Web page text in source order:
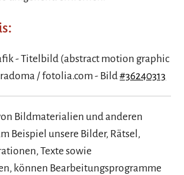
- Titelbild (abstract motion graphic
/ fotolia.com - Bild#36240313
Bildmaterialien und anderen
Beispiel unsere Bilder, Rätsel,
Texte sowie
können Bearbeitungsprogramme